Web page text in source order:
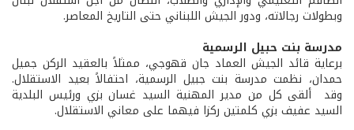
وبطولات رجالاته، ودور الجيش اللبناني حتى التاريخ المعاصر.
مدرسة بنت حبيل الرسمية
برعاية قائد الجيش العماد جان قهوجي، ممثلاً بالعقيد الركن جميل
حمدان، نظمت مدرسة بنت جبيل الرسمية، احتفالاً بعيد الاستقلال.
وقد ألقى كل من مدير المهنية السيد غسان بزي ورئيس البلدية
السيد عفيف بزي كلمتين ركزا فيهما على معاني الاستقلال.